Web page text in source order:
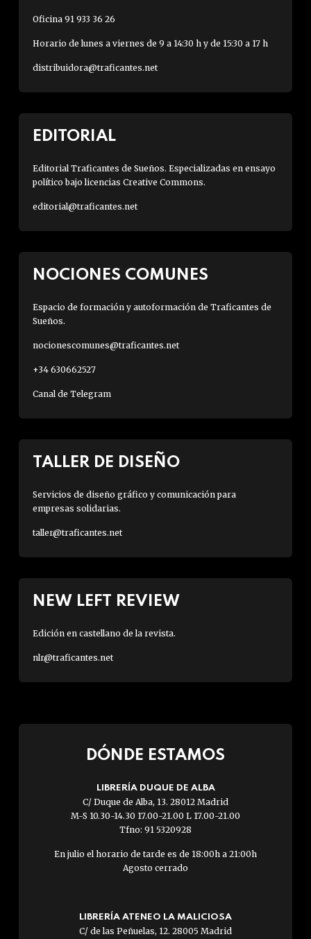
Oficina 91 933 36 26
Horario de lunes a viernes de 9 a 14:30 h y de 15:30 a 17 h
distribuidora@traficantes.net
EDITORIAL
Editorial Traficantes de Sueños. Especializadas en ensayo
político bajo licencias Creative Commons.
editorial@traficantes.net
NOCIONES COMUNES
Espacio de formación y autoformación de Traficantes de
Sueños.
nocionescomunes@traficantes.net
+34 630662527
Canal de Telegram
TALLER DE DISEÑO
Servicios de diseño gráfico y comunicación para
empresas solidarias.
taller@traficantes.net
NEW LEFT REVIEW
Edición en castellano de la revista.
nlr@traficantes.net
DÓNDE ESTAMOS
LIBRERÍA DUQUE DE ALBA
C/ Duque de Alba, 13. 28012 Madrid
M-S 10.30-14.30 17.00-21.00 L 17.00-21.00
Tfno: 91 5320928
En julio el horario de tarde es de 18:00h a 21:00h
Agosto cerrado
LIBRERÍA ATENEO LA MALICIOSA
C/ de las Peñuelas, 12. 28005 Madrid